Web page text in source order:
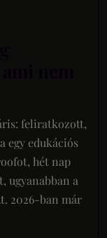
feliratkozott,
egy edukációs
hét nap
ugyanabban a
2026-ban már